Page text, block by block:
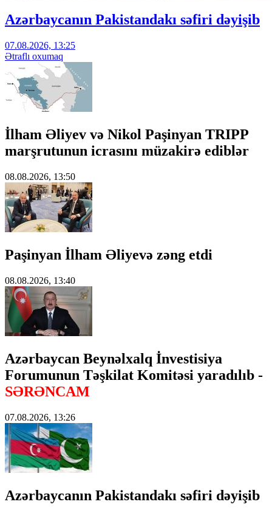
Azərbaycanın Pakistandakı səfiri dəyişib
07.08.2026, 13:25
Ətraflı oxumaq
İlham Əliyev və Nikol Paşinyan TRIPP
marşrutunun icrasını müzakirə ediblər
08.08.2026, 13:50
Paşinyan İlham Əliyevə zəng etdi
08.08.2026, 13:40
Azərbaycan Beynəlxalq İnvestisiya
Forumunun Təşkilat Komitəsi yaradılıb -
SƏRƏNCAM
07.08.2026, 13:26
Azərbaycanın Pakistandakı səfiri dəyişib